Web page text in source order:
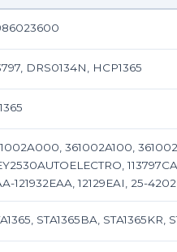
DRS0134N, HCP1365
361002A100,
121932EAA, 12129EAI, 25-
STA1365BA,